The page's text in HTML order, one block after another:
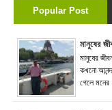
Popular Post
মানুষের
মানুষের
কখনো
গেলে মনের